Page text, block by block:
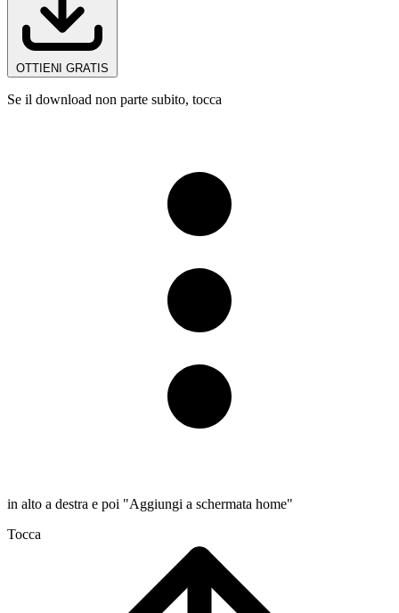
OTTIENI GRATIS
Se il download non parte subito, tocca
in alto a destra e poi "Aggiungi a schermata home"
Tocca